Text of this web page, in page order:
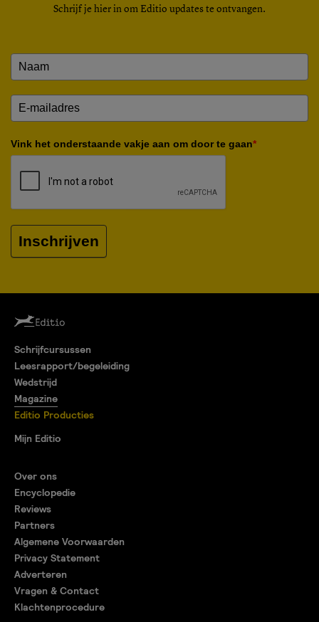
Schrijf je hier in om Editio updates te ontvangen.
Vink het onderstaande vakje aan om door te gaan*
Inschrijven
Schrijfcursussen
Leesrapport/begeleiding
Wedstrijd
Magazine
Editio Producties
Mijn Editio
Over ons
Encyclopedie
Reviews
Partners
Algemene Voorwaarden
Privacy Statement
Adverteren
Vragen & Contact
Klachtenprocedure